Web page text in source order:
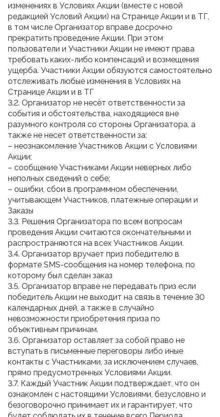
изменениях в Условиях Акции (вместе с новой
редакцией Условий Акции) на Странице Акции и в ТГ,
в том числе Организатор вправе досрочно
прекратить проведение Акции. При этом
пользователи и Участники Акции не имеют права
требовать каких-либо компенсаций и возмещения
ущерба. Участники Акции обязуются самостоятельно
отслеживать любые изменения в Условиях на
Странице Акции и в ТГ
3.2. Организатор не несёт ответственности за
события и обстоятельства, находящиеся вне
разумного контроля со стороны Организатора, а
также не несет ответственности за:
– неознакомление Участников Акции с Условиями
Акции;
– сообщение Участниками Акции неверных либо
неполных сведений о себе;
– ошибки, сбои в программном обеспечении,
учитывающем Участников, платежные операции и
Заказы
3.3. Решения Организатора по всем вопросам
проведения Акции считаются окончательными и
распространяются на всех Участников Акции.
3.4. Организатор вручает приз победителю в
формате SMS-сообщения на номер телефона, по
которому был сделан заказ
3.5. Организатор вправе не передавать приз если
победитель Акции не выходит на связь в течение 30
календарных дней, а также в случайно
невозможности приобретения приза по
объективным причинам.
3.6. Организатор оставляет за собой право не
вступать в письменные переговоры либо иные
контакты с Участниками, за исключением случаев,
прямо предусмотренных Условиями Акции.
3.7. Каждый Участник Акции подтверждает, что он
ознакомлен с настоящими Условиями, безусловно и
безоговорочно принимает их и гарантирует, что